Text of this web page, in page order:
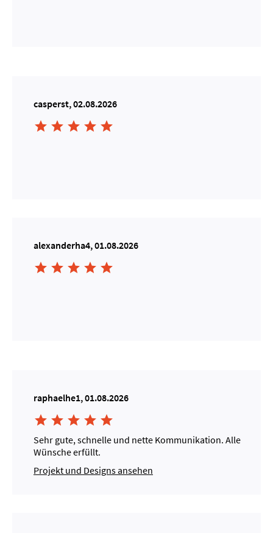
casperst, 02.08.2026
    
alexanderha4, 01.08.2026
    
raphaelhe1, 01.08.2026
    
Sehr gute, schnelle und nette Kommunikation. Alle
Wünsche erfüllt.
Projekt und Designs ansehen